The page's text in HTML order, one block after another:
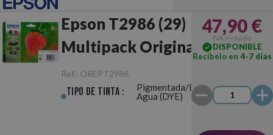
Epson T2986 (29)
Multipack Original
Ref.: OREPT2986
Tipo de Tinta :
Pigmentada/Base
Agua (DYE)
47,90 €
IVA incluido
DISPONIBLE
Recíbelo en 4-7 días